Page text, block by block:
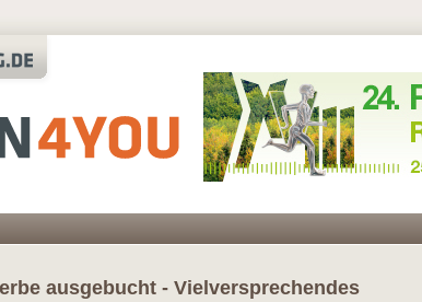
ausgebucht - Vielversprechendes